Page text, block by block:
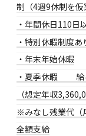
制（4週9休制を仮
・年間休日110日
・特別休暇制度あ
・年末年始休暇
・夏季休暇
（想定年収
※みなし残業代（
全額支給